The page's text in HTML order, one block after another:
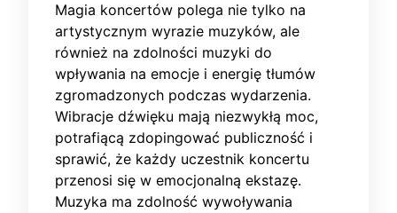
Magia koncertów polega nie tylko na
artystycznym wyrazie muzyków, ale
również na zdolności muzyki do
wpływania na emocje i energię tłumów
zgromadzonych podczas wydarzenia.
Wibracje dźwięku mają niezwykłą moc,
potrafiącą zdopingować publiczność i
sprawić, że każdy uczestnik koncertu
przenosi się w emocjonalną ekstazę.
Muzyka ma zdolność wywoływania